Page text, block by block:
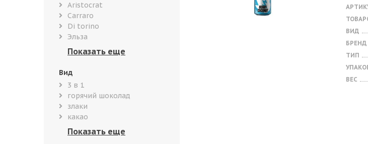
Aristocrat
Carraro
Di torino
Эльза
Вид
3 в 1
горячий шоколад
злаки
какао
ВИД
БРЕНД
ТИП
ВЕС